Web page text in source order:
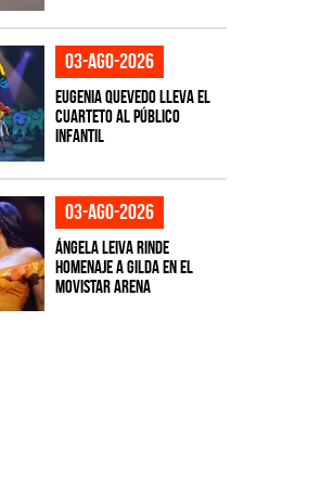
03-ago-2026
Eugenia Quevedo lleva el
cuarteto al público
infantil
03-ago-2026
Ángela Leiva rinde
homenaje a Gilda en el
Movistar Arena